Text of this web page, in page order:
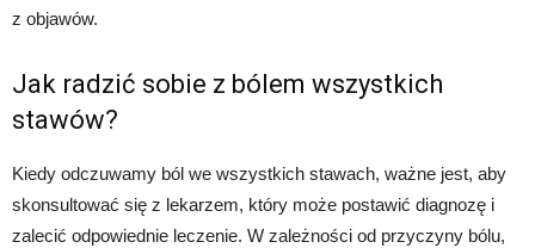
z objawów.
Jak radzić sobie z bólem wszystkich
stawów?
Kiedy odczuwamy ból we wszystkich stawach, ważne jest, aby
skonsultować się z lekarzem, który może postawić diagnozę i
zalecić odpowiednie leczenie. W zależności od przyczyny bólu,